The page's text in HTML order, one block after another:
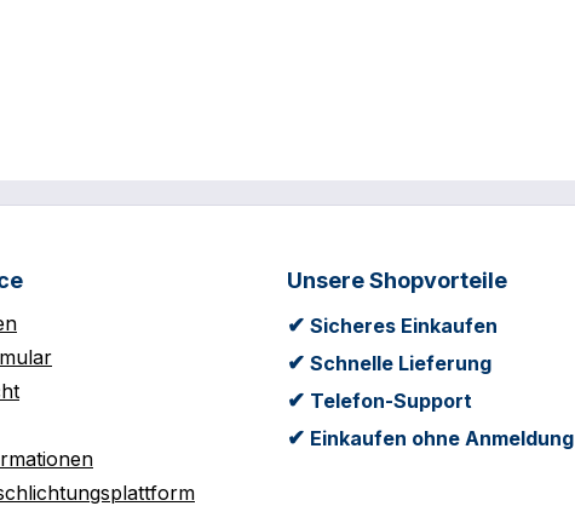
Unsere Shopvorteile
✔ Sicheres Einkaufen
✔ Schnelle Lieferung
✔ Telefon-Support
✔ Einkaufen ohne Anmeldung